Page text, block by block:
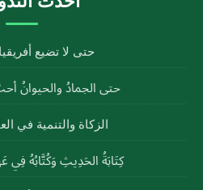
حتى لا تضيع
حتى الجمادُ والحيوانُ
الزكاة والتنمية في
كِتَابَةُ الحَدِيثِ وَكُتَّابُهُ